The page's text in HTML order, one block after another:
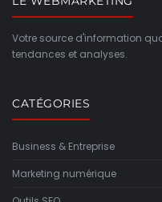
Votre source d'information
tendances et analyses.
CATÉGORIES
Business & Entreprise
Marketing numérique